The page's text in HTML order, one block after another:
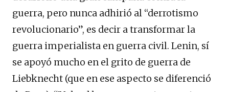
guerra, pero nunca adhirió al “derrotismo
revolucionario”, es decir a transformar la
guerra imperialista en guerra civil. Lenin, sí
se apoyó mucho en el grito de guerra de
Liebknecht (que en ese aspecto se diferenció